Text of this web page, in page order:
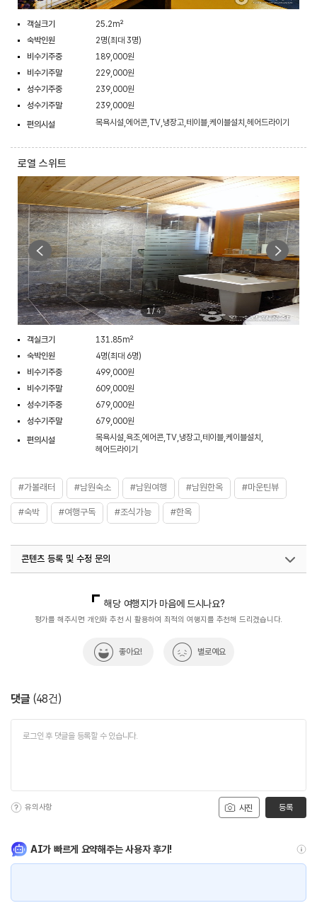
객실크기
25.2m²
숙박인원
2명(최대 3명)
비수기주중
189,000원
비수기주말
229,000원
성수기주중
239,000원
성수기주말
239,000원
편의시설
목욕시설,에어콘,TV,냉장고,테이블,케이블설치,헤어드라이기
로열 스위트
1/4
객실크기
131.85m²
숙박인원
4명(최대 6명)
비수기주중
499,000원
비수기주말
609,000원
성수기주중
679,000원
성수기주말
679,000원
편의시설
목욕시설,욕조,에어콘,TV,냉장고,테이블,케이블설치,
헤어드라이기
#가볼래터 #남원숙소 #남원여행 #남원한옥 #마운틴뷰
#숙박 #여행구독 #조식가능 #한옥
콘텐츠 등록 및 수정 문의
쇼핑숙박팀(전통한옥)
033-738-3358
해당 여행지가 마음에 드시나요?
평가를 해주시면 개인화 추천 시 활용하여 최적의 여행지를 추천해 드리겠습니다.
좋아요! 별로예요
댓글 (48건)
사진
유의사항 등록
AI가 빠르게 요약해주는 사용자 후기!